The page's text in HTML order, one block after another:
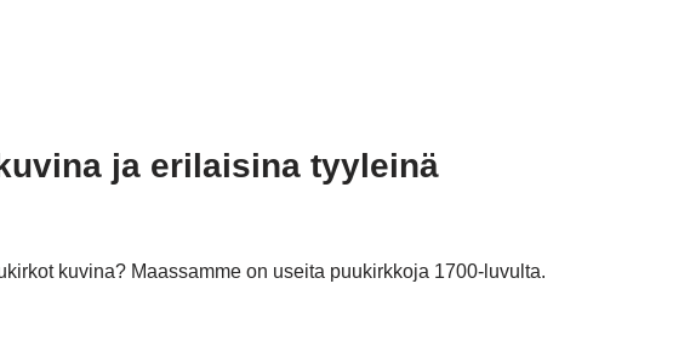
ja erilaisina tyyleinä
kuvina? Maassamme on useita puukirkkoja 1700-luvulta.